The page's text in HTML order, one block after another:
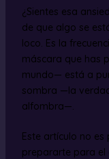
¿Sientes esa
de que algo se
loco. Es la
máscara que has
mundo— está a
sombra —la
alfombra—.
Este artículo no
prepararte para el